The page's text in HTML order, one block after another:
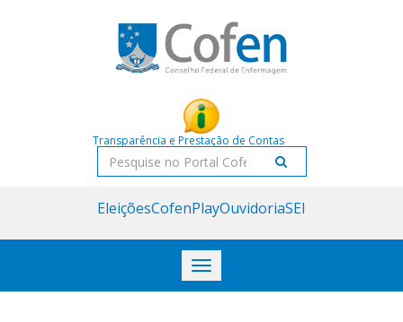
Transparência e Prestação de Contas
Pesquisar
EleiçõesCofenPlayOuvidoriaSEI
Toggle
navigation